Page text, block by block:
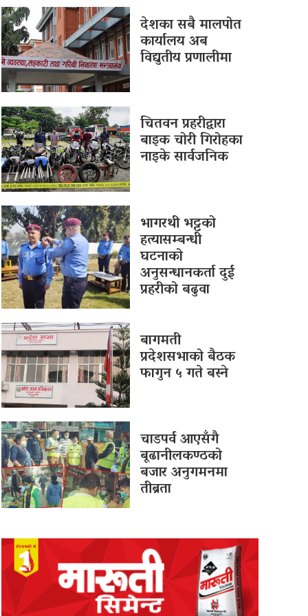
देशका सबै मालपोत
कार्यालय अब
विद्युतीय प्रणालीमा
चितवन प्रहरीद्वारा
बाइक चोरी गिरोहका
नाइके सार्वजनिक
भागरथी भट्टको
हत्यासम्बन्धी
घटनाको
अनुसन्धानकर्ता दुई
प्रहरीको बढुवा
बागमती
प्रदेशसभाको बैठक
फागुन ५ गते बस्ने
चाडपर्व आएसँगै
बूढानीलकण्ठको
बजार अनुगमनमा
तीब्रता